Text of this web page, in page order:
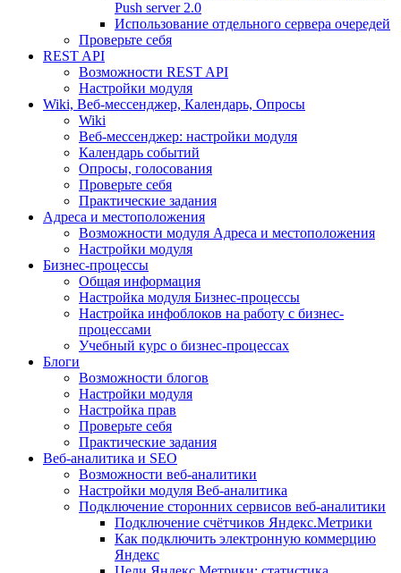
Push server 2.0
Использование отдельного сервера очередей
Проверьте себя
REST API
Возможности REST API
Настройки модуля
Wiki, Веб-мессенджер, Календарь, Опросы
Wiki
Веб-мессенджер: настройки модуля
Календарь событий
Опросы, голосования
Проверьте себя
Практические задания
Адреса и местоположения
Возможности модуля Адреса и местоположения
Настройки модуля
Бизнес-процессы
Общая информация
Настройка модуля Бизнес-процессы
Настройка инфоблоков на работу с бизнес-
процессами
Учебный курс о бизнес-процессах
Блоги
Возможности блогов
Настройки модуля
Настройка прав
Проверьте себя
Практические задания
Веб-аналитика и SEO
Возможности веб-аналитики
Настройки модуля Веб-аналитика
Подключение сторонних сервисов веб-аналитики
Подключение счётчиков Яндекс.Метрики
Как подключить электронную коммерцию
Яндекс